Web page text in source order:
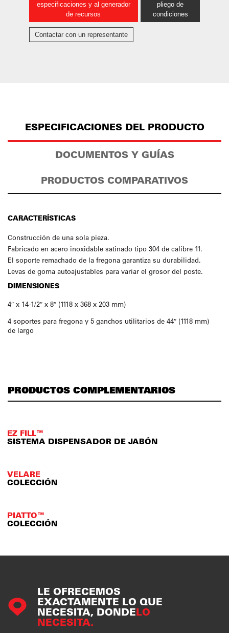
especificaciones y al generador
de recursos
pliego de
condiciones
Contactar con un representante
ESPECIFICACIONES DEL PRODUCTO
DOCUMENTOS Y GUÍAS
PRODUCTOS COMPARATIVOS
CARACTERÍSTICAS
Construcción de una sola pieza.
Fabricado en acero inoxidable satinado tipo 304 de calibre 11.
El soporte remachado de la fregona garantiza su durabilidad.
Levas de goma autoajustables para variar el grosor del poste.
DIMENSIONES
4″ x 14-1/2″ x 8″ (1118 x 368 x 203 mm)
4 soportes para fregona y 5 ganchos utilitarios de 44″ (1118 mm)
de largo
PRODUCTOS COMPLEMENTARIOS
EZ FILL™
SISTEMA DISPENSADOR DE JABÓN
VELARE
COLECCIÓN
PIATTO™
COLECCIÓN
LE OFRECEMOS
EXACTAMENTE LO QUE
NECESITA, DONDELO
NECESITA.